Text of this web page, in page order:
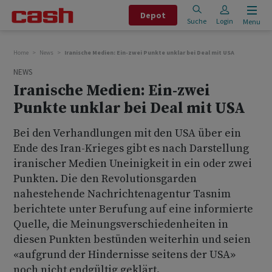
Depot
Suche Login Menu
Home News Iranische Medien: Ein-zwei Punkte unklar bei Deal mit USA
NEWS
Iranische Medien: Ein-zwei
Punkte unklar bei Deal mit USA
Bei den Verhandlungen mit den USA über ein
Ende des Iran-Krieges gibt es nach Darstellung
iranischer Medien Uneinigkeit in ein oder zwei
Punkten. Die den Revolutionsgarden
nahestehende Nachrichtenagentur Tasnim
berichtete unter Berufung auf eine informierte
Quelle, die Meinungsverschiedenheiten in
diesen Punkten bestünden weiterhin und seien
«aufgrund der Hindernisse seitens der USA»